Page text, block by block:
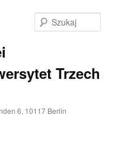
Trzech
6, 10117 Berlin